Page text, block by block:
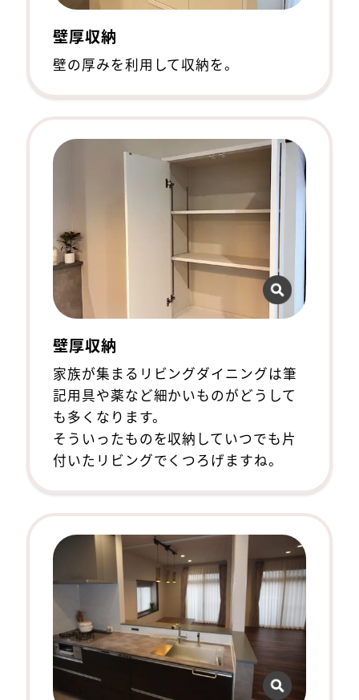
壁厚収納
壁の厚みを利用して収納を。
壁厚収納
家族が集まるリビングダイニングは筆
記用具や薬など細かいものがどうして
も多くなります。
そういったものを収納していつでも片
付いたリビングでくつろげますね。